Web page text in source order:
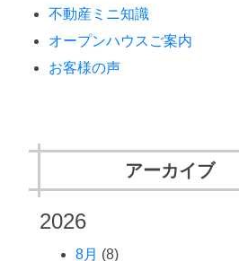
不動産ミニ知識
オープンハウスご案内
お客様の声
アーカイブ
2026
8月 (8)